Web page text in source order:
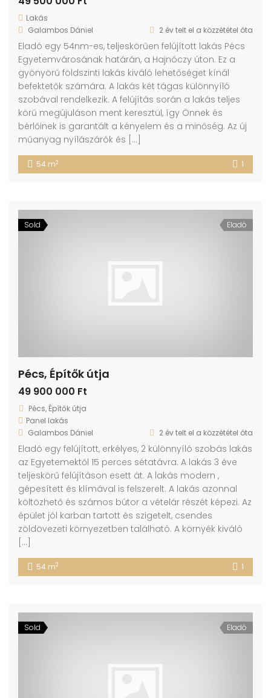
Lakás
Galambos Dániel
2 év telt el a közzététel óta
Eladó egy 54nm-es, teljeskörűen felújított lakás Pécs
Egyetemvárosának határán, a Hajnóczy úton. Ez a
gyönyörű földszinti lakás kiváló lehetőséget kínál
befektetők számára. A lakás két tágas különnyíló
szobával rendelkezik. A felújítás során a lakás teljes
körű megújuláson ment keresztül, így Önnek és
bérlőinek is garantált a kényelem és a minőség. Az új
műanyag nyílászárók és […]
54 m2 1
Sold Eladó
Pécs, Építők útja
49 900 000 Ft
Pécs, Építők útja
Panel lakás
Galambos Dániel
2 év telt el a közzététel óta
Eladó egy felújított, erkélyes, 2 különnyíló szobás lakás
az Egyetemektől 15 perces sétatávra. A lakás 3 éve
teljeskörű felújításon esett át. A lakás modern ,
gépesített és klímával is felszerelt. A lakás azonnal
költözhető és számos bútor a vételár részét képezi. Az
épület jól karban tartott és szigetelt, csendes
zöldövezeti környezetben található. A környék kiváló
[…]
54 m2 1
Sold Eladó